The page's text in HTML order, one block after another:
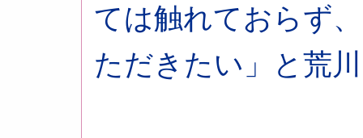
ては触れておらず
ただきたい」と荒